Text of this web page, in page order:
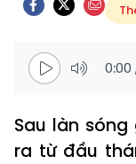
0:00
Sau làn
ra từ đầu